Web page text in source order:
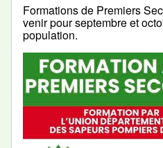
Formations de Premiers
venir pour septembre et
population.